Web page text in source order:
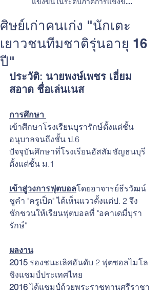
ประดิษฐ์
ศิษย์เก่าคนเก่ง "นักเตะ
เยาวชนทีมชาติรุ่นอายุ 16
ปี"
ประวัติ: นายพงษ์เพชร เอี่ยม
สอาด ชื่อเล่นเนส
การศึกษา
เข้าศึกษาโรงเรียนบุรารักษ์ตั้งแต่ชั้น
อนุบาลจนถึงชั้น ป.6
ปัจจุบันศึกษาที่โรงเรียนอัสสัมชัญธนบุรี
ตั้งแต่ชั้น ม.1
เข้าสู่วงการฟุตบอลโดยอาจารย์ธีรวัฒน์
ชูคำ "ครูเป็ด" ได้เห็นแววตั้งแต่ป. 2 จึง
ชักชวนให้เรียนฟุตบอลที่ "อคาเดมี่บุรา
รักษ์"
ผลงาน
2015 รองชนะเลิศอันดับ 2 ฟุตซอลไมโล
ชิงแชมป์ประเทศไทย
2016 ได้แชมป์ถ้วยพระราชทานศรีราชา